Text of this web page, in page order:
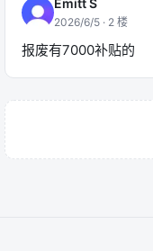
Emitt S
2026/6/5 · 2 楼
报废有7000补贴的